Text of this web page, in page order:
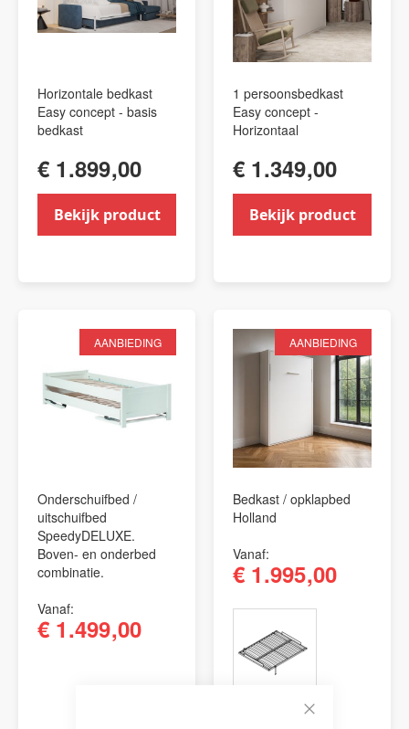
Horizontale bedkast
Easy concept - basis
bedkast
€ 1.899,00
Bekijk product
1 persoonsbedkast
Easy concept -
Horizontaal
€ 1.349,00
Bekijk product
AANBIEDING
Onderschuifbed /
uitschuifbed
SpeedyDELUXE.
Boven- en onderbed
combinatie.
Vanaf
€ 1.499,00
AANBIEDING
Bedkast / opklapbed
Holland
Vanaf
€ 1.995,00